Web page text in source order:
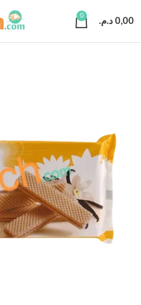
0
0,00 د.م.